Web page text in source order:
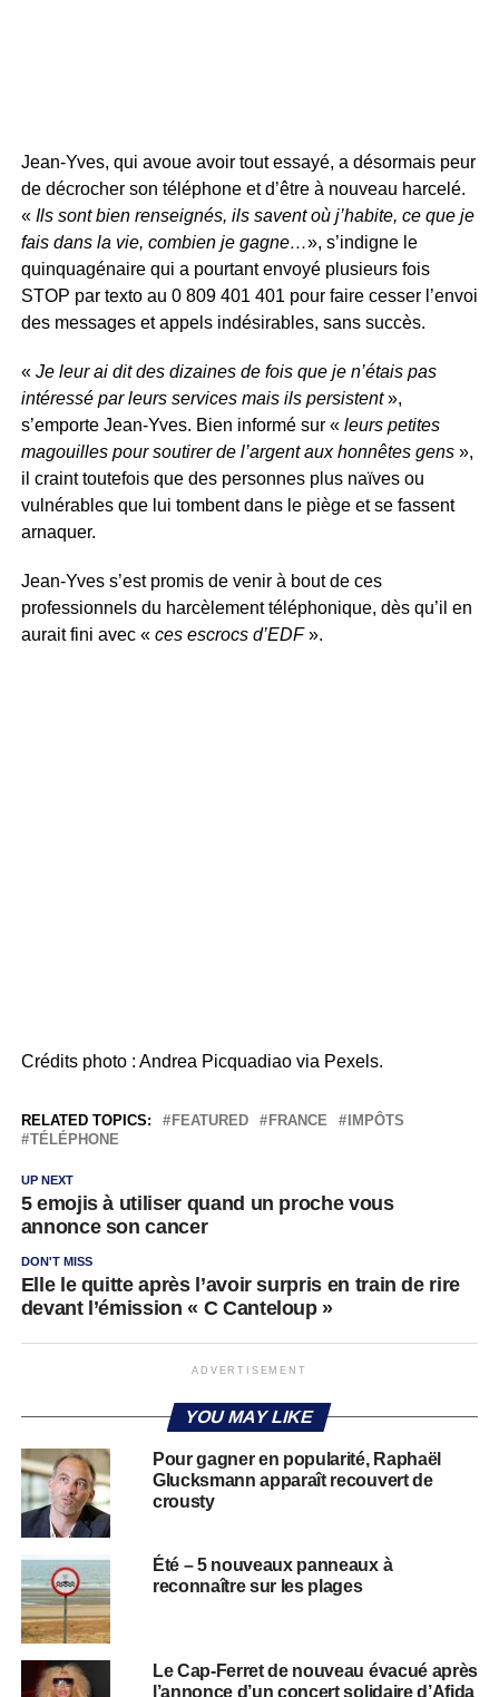
Jean-Yves, qui avoue avoir tout essayé, a désormais peur
de décrocher son téléphone et d’être à nouveau harcelé.
«Ils sont bien renseignés, ils savent où j’habite, ce que je
fais dans la vie, combien je gagne…», s’indigne le
quinquagénaire qui a pourtant envoyé plusieurs fois
STOP par texto au 0 809 401 401 pour faire cesser l’envoi
des messages et appels indésirables, sans succès.
« Je leur ai dit des dizaines de fois que je n’étais pas
intéressé par leurs services mais ils persistent»,
s’emporte Jean-Yves. Bien informé sur «leurs petites
magouilles pour soutirer de l’argent aux honnêtes gens»,
il craint toutefois que des personnes plus naïves ou
vulnérables que lui tombent dans le piège et se fassent
arnaquer.
Jean-Yves s’est promis de venir à bout de ces
professionnels du harcèlement téléphonique, dès qu’il en
aurait fini avec « ces escrocs d’EDF».
Crédits photo : Andrea Picquadiao via Pexels.
RELATED TOPICS: FEATURED FRANCE
IMPÔTS
TÉLÉPHONE
UP NEXT
5 emojis à utiliser quand un proche vous
annonce son cancer
DON'T MISS
Elle le quitte après l’avoir surpris en train de rire
devant l’émission « C Canteloup »
ADVERTISEMENT
YOU MAY LIKE
Pour gagner en popularité, Raphaël
Glucksmann apparaît recouvert de
crousty
Été – 5 nouveaux panneaux à
reconnaître sur les plages
Le Cap-Ferret de nouveau évacué après
l’annonce d’un concert solidaire d’Afida